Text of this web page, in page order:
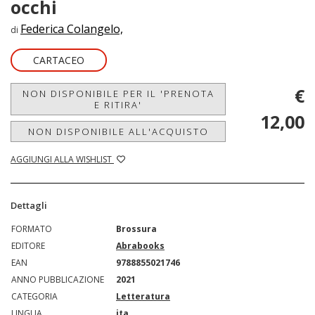
occhi
di Federica Colangelo,
CARTACEO
NON DISPONIBILE PER IL 'PRENOTA
E RITIRA'
NON DISPONIBILE ALL'ACQUISTO
AGGIUNGI ALLA WISHLIST
€
12,00
Dettagli
FORMATO
Brossura
EDITORE
Abrabooks
EAN
9788855021746
ANNO PUBBLICAZIONE
2021
CATEGORIA
Letteratura